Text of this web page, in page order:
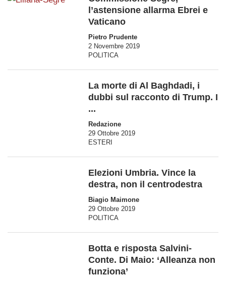
l’astensione allarma Ebrei e
Vaticano
Pietro Prudente
2 Novembre 2019
POLITICA
La morte di Al Baghdadi, i
dubbi sul racconto di Trump. I
...
Redazione
29 Ottobre 2019
ESTERI
Elezioni Umbria. Vince la
destra, non il centrodestra
Biagio Maimone
29 Ottobre 2019
POLITICA
Botta e risposta Salvini-
Conte. Di Maio: ‘Alleanza non
funziona’